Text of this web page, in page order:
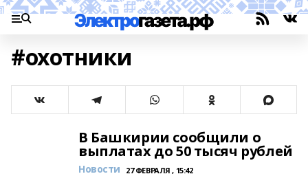
#охотники
В Башкирии сообщили о
выплатах до 50 тысяч рублей
Новости 27 ФЕВРАЛЯ , 15:42